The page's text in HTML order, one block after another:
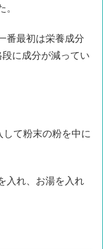
。
番最初は栄養成分
に成分が減ってい
て粉末の粉を中に
入れ、お湯を入れ